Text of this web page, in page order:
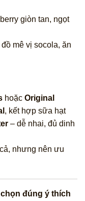
giòn tan, ngọt
mê vị socola, ăn
hoặcOriginal
, kết hợp sữa hạt
– dễ nhai, đủ dinh
nhưng nên ưu
đúng ý thích